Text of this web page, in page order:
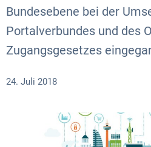
Bundesebene bei der
Portalverbundes und des
Zugangsgesetzes
24. Juli 2018